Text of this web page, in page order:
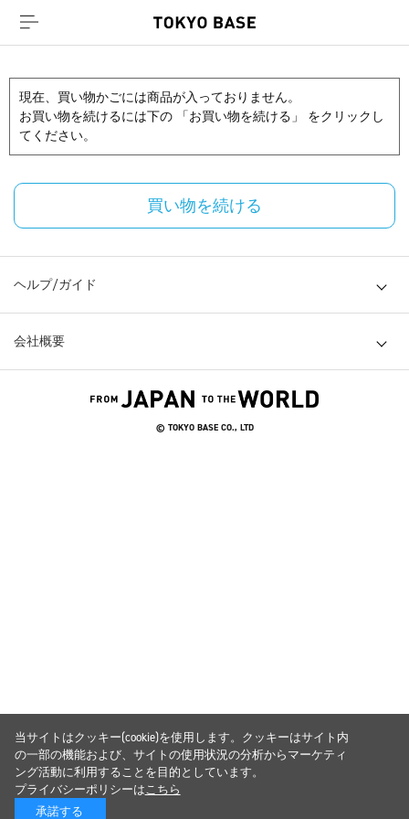
現在、買い物かごには商品が入っておりません。
お買い物を続けるには下の 「お買い物を続ける」 をクリックし
てください。
買い物を続ける
ヘルプ/ガイド
会社概要
© TOKYO BASE CO., LTD
当サイトはクッキー(cookie)を使用します。クッキーはサイト内
の一部の機能および、サイトの使用状況の分析からマーケティ
ング活動に利用することを目的としています。
プライバシーポリシーはこちら
承諾する